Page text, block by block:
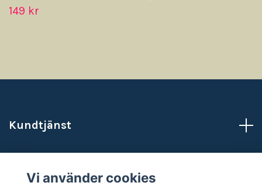
149 kr
Kundtjänst
Vi använder cookies